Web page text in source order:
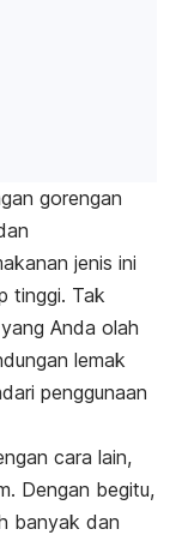
gorengan
jenis ini
tinggi. Tak
Anda olah
lemak
penggunaan
cara lain,
Dengan begitu,
banyak dan